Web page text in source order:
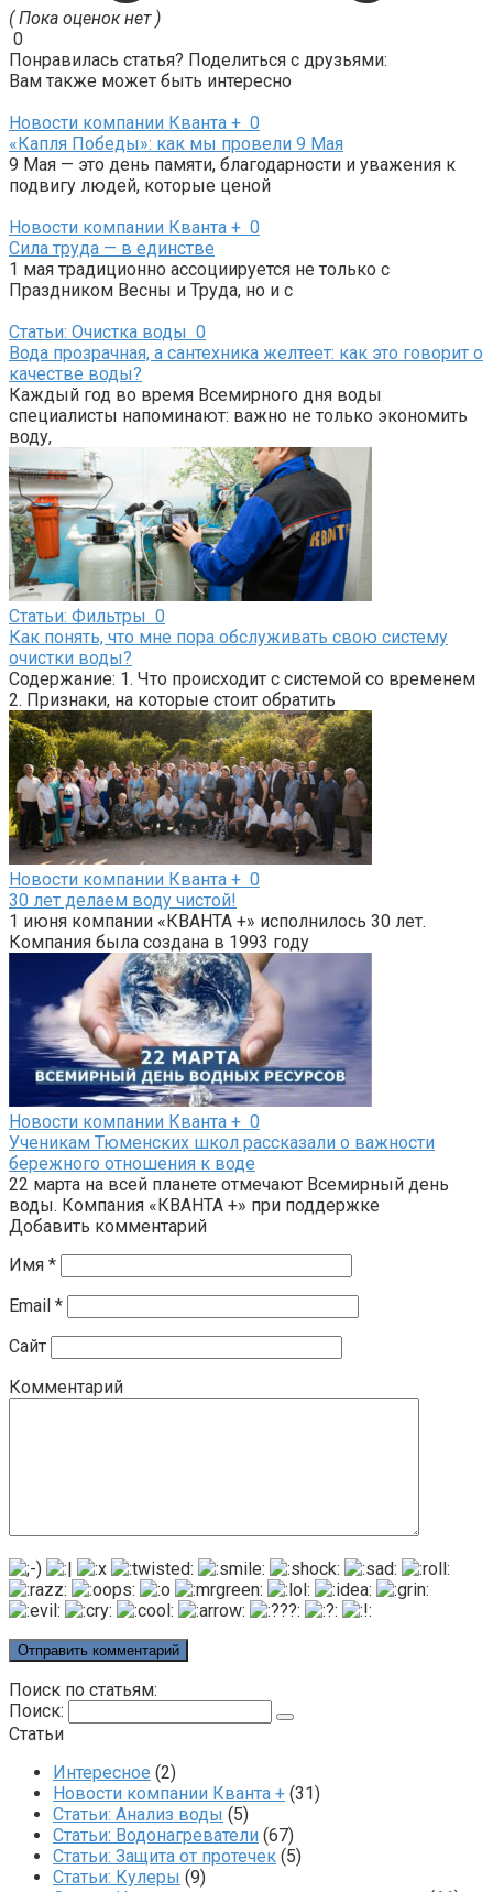
( Пока оценок нет )
0
Понравилась статья? Поделиться с друзьями:
Вам также может быть интересно
Новости компании Кванта + 0
«Капля Победы»: как мы провели 9 Мая
9 Мая — это день памяти, благодарности и уважения к
подвигу людей, которые ценой
Новости компании Кванта + 0
Сила труда — в единстве
1 мая традиционно ассоциируется не только с
Праздником Весны и Труда, но и с
Статьи: Очистка воды 0
Вода прозрачная, а сантехника желтеет: как это говорит о
качестве воды?
Каждый год во время Всемирного дня воды
специалисты напоминают: важно не только экономить
воду,
Статьи: Фильтры 0
Как понять, что мне пора обслуживать свою систему
очистки воды?
Содержание: 1. Что происходит с системой со временем
2. Признаки, на которые стоит обратить
Новости компании Кванта + 0
30 лет делаем воду чистой!
1 июня компании «КВАНТА +» исполнилось 30 лет.
Компания была создана в 1993 году
Новости компании Кванта + 0
Ученикам Тюменских школ рассказали о важности
бережного отношения к воде
22 марта на всей планете отмечают Всемирный день
воды. Компания «КВАНТА +» при поддержке
Добавить комментарий
Имя *
Email *
Сайт
Комментарий
Поиск по статьям:
Поиск:
Статьи
Интересное (2)
Новости компании Кванта + (31)
Статьи: Анализ воды (5)
Статьи: Водонагреватели (67)
Статьи: Защита от протечек (5)
Статьи: Кулеры (9)